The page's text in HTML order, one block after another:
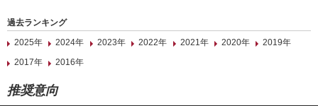
過去ランキング
2025年
2024年 2023年 2022年 2021年 2020年
2019年
2017年
2016年
推奨意向